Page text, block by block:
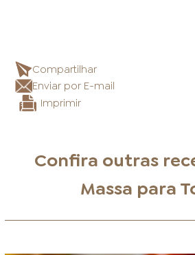
Compartilhar
Enviar por E-mail
Imprimir
Confira outras
Massa para